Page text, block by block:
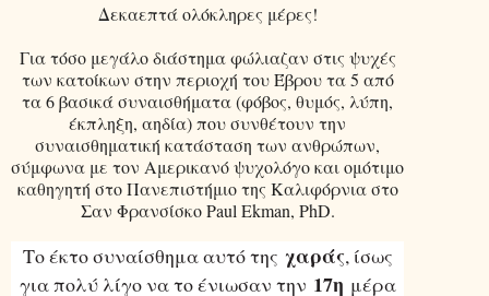
Δεκαεπτά ολόκληρες μέρες!
Για τόσο μεγάλο διάστημα φώλιαζαν στις ψυχές
των κατοίκων στην περιοχή του Έβρου τα 5 από
τα 6 βασικά συναισθήματα (φόβος, θυμός, λύπη,
έκπληξη, αηδία) που συνθέτουν την
συναισθηματική κατάσταση των ανθρώπων,
σύμφωνα με τον Αμερικανό ψυχολόγο και ομότιμο
καθηγητή στο Πανεπιστήμιο της Καλιφόρνια στο
Σαν Φρανσίσκο Paul Ekman, PhD.
Το έκτο συναίσθημα αυτό της χαράς, ίσως
για πολύ λίγο να το ένιωσαν την 17η μέρα